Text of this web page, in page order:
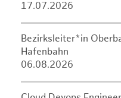
17.07.2026
Bezirksleiter*in
Hafenbahn
06.08.2026